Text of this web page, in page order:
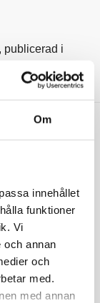
Om
innehållet
funktioner
Vi
och annan
och
med.
med annan
publicerad i
hälsa i
lågt hade jag
jag kan för att
intaget av D-
har mer energi
fram emot att